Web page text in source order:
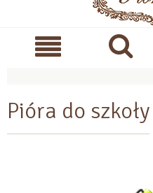
Pióra do szkoły